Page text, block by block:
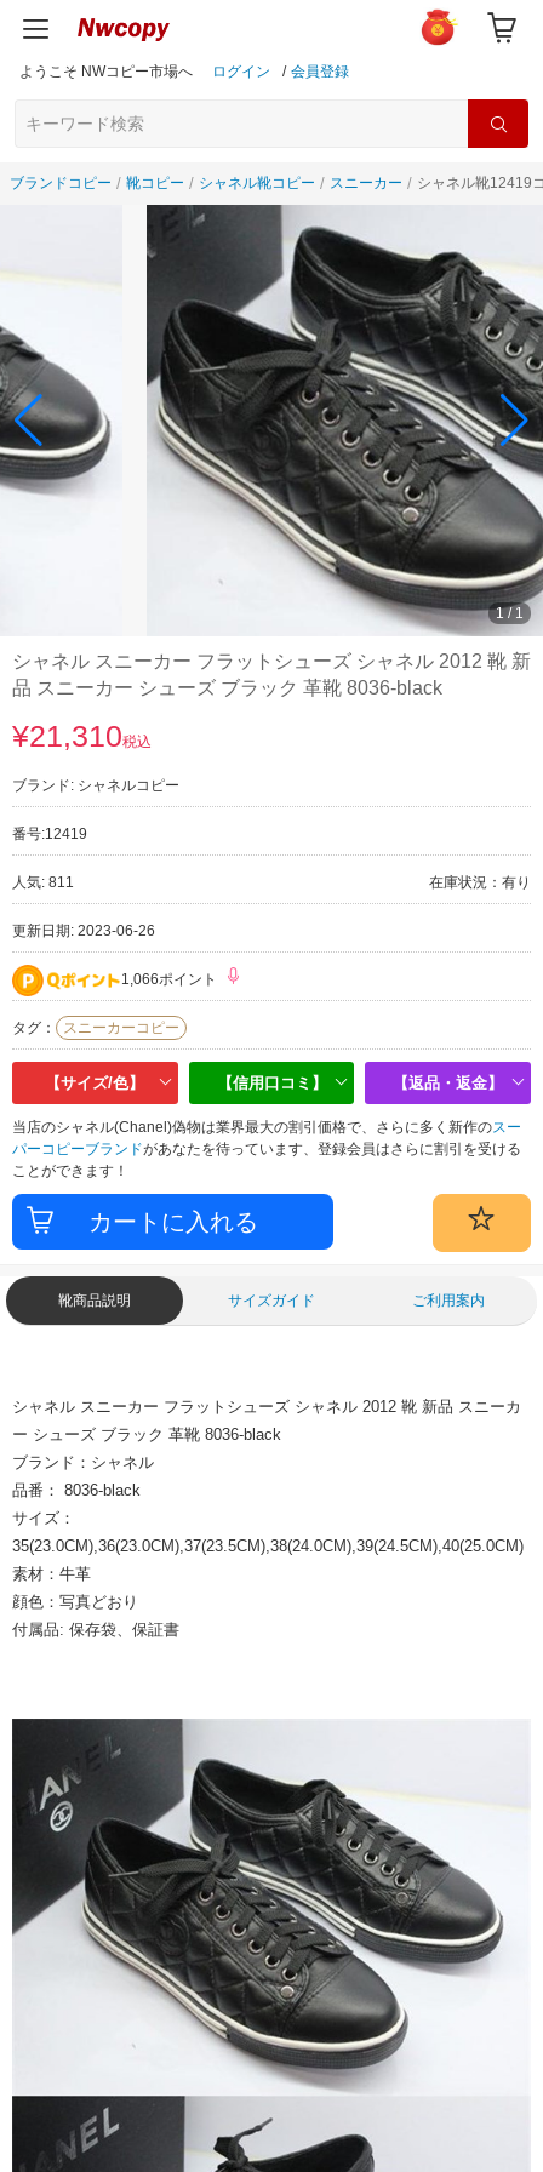
ようこそ NWコピー市場へ ログイン / 会員登録
ブランドコピー 靴コピー シャネル靴コピー スニーカー シャネル靴12419
1/ 1
シャネル スニーカー フラットシューズ シャネル 2012 靴 新
品 スニーカー シューズ ブラック 革靴 8036-black
¥21,310税込
ブランド: シャネルコピー
番号:12419
人気: 811 在庫状況：有り
更新日期: 2023-06-26
1,066ポイント
タグ： スニーカーコピー
【サイズ/色】 【信用口コミ】 【返品・返金】
当店のシャネル(Chanel)偽物は業界最大の割引価格で、さらに多く新作のスー
パーコピーブランドがあなたを待っています、登録会員はさらに割引を受ける
ことができます！
靴商品説明 サイズガイド ご利用案内
シャネル スニーカー フラットシューズ シャネル 2012 靴 新品 スニーカ
ー シューズ ブラック 革靴 8036-black
ブランド：シャネル
品番： 8036-black
サイズ：
35(23.0CM),36(23.0CM),37(23.5CM),38(24.0CM),39(24.5CM),40(25.0CM)
素材：牛革
顔色：写真どおり
付属品: 保存袋、保証書